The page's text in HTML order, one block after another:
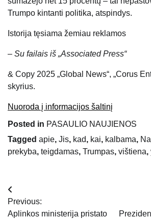
Trumpo kintanti politika, atspindys.
Istorija tęsiama žemiau reklamos
– Su failais iš „Associated Press“
& Copy 2025 „Global News“, „Corus
skyrius.
Nuoroda į informacijos šaltinį
Posted in PASAULIO NAUJIENOS
Tagged apie, Jis, kad, kai, kalbama,
prekyba, teigdamas, Trumpas, vištiena,
Navigacija
tarp
Previous:
Aplinkos ministerija pristato